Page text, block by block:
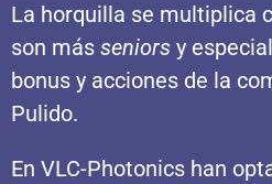
La horquilla se multiplica
son más seniors y
bonus y acciones de la
Pulido.
En VLC-Photonics han